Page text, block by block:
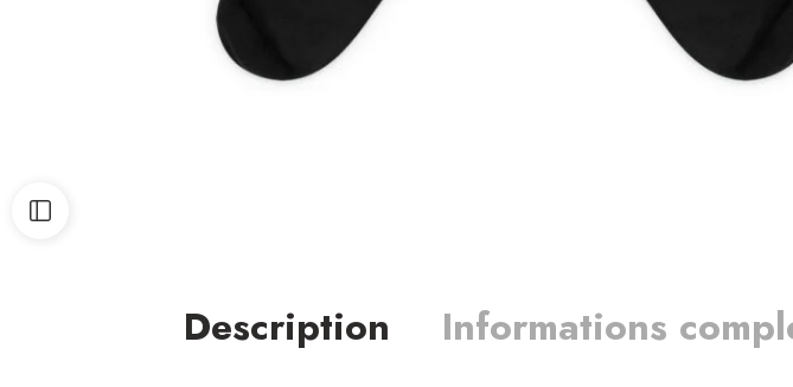
Description Informations